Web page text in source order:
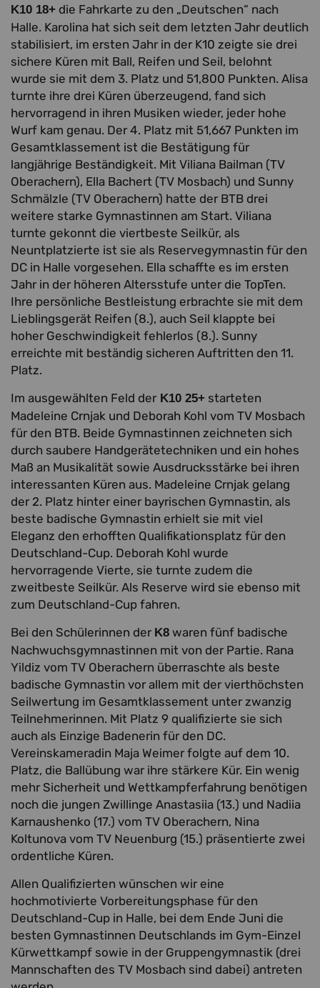
K10 18+ die Fahrkarte zu den „Deutschen“ nach
Halle. Karolina hat sich seit dem letzten Jahr deutlich
stabilisiert, im ersten Jahr in der K10 zeigte sie drei
sichere Küren mit Ball, Reifen und Seil, belohnt
wurde sie mit dem 3. Platz und 51,800 Punkten. Alisa
turnte ihre drei Küren überzeugend, fand sich
hervorragend in ihren Musiken wieder, jeder hohe
Wurf kam genau. Der 4. Platz mit 51,667 Punkten im
Gesamtklassement ist die Bestätigung für
langjährige Beständigkeit. Mit Viliana Bailman (TV
Oberachern), Ella Bachert (TV Mosbach) und Sunny
Schmälzle (TV Oberachern) hatte der BTB drei
weitere starke Gymnastinnen am Start. Viliana
turnte gekonnt die viertbeste Seilkür, als
Neuntplatzierte ist sie als Reservegymnastin für den
DC in Halle vorgesehen. Ella schaffte es im ersten
Jahr in der höheren Altersstufe unter die TopTen.
Ihre persönliche Bestleistung erbrachte sie mit dem
Lieblingsgerät Reifen (8.), auch Seil klappte bei
hoher Geschwindigkeit fehlerlos (8.). Sunny
erreichte mit beständig sicheren Auftritten den 11.
Platz.
Im ausgewählten Feld derK10 25+ starteten
Madeleine Crnjak und Deborah Kohl vom TV Mosbach
für den BTB. Beide Gymnastinnen zeichneten sich
durch saubere Handgerätetechniken und ein hohes
Maß an Musikalität sowie Ausdrucksstärke bei ihren
interessanten Küren aus. Madeleine Crnjak gelang
der 2. Platz hinter einer bayrischen Gymnastin, als
beste badische Gymnastin erhielt sie mit viel
Eleganz den erhofften Qualifikationsplatz für den
Deutschland-Cup. Deborah Kohl wurde
hervorragende Vierte, sie turnte zudem die
zweitbeste Seilkür. Als Reserve wird sie ebenso mit
zum Deutschland-Cup fahren.
Bei den Schülerinnen der K8 waren fünf badische
Nachwuchsgymnastinnen mit von der Partie. Rana
Yildiz vom TV Oberachern überraschte als beste
badische Gymnastin vor allem mit der vierthöchsten
Seilwertung im Gesamtklassement unter zwanzig
Teilnehmerinnen. Mit Platz 9 qualifizierte sie sich
auch als Einzige Badenerin für den DC.
Vereinskameradin Maja Weimer folgte auf dem 10.
Platz, die Ballübung war ihre stärkere Kür. Ein wenig
mehr Sicherheit und Wettkampferfahrung benötigen
noch die jungen Zwillinge Anastasiia (13.) und Nadiia
Karnaushenko (17.) vom TV Oberachern, Nina
Koltunova vom TV Neuenburg (15.) präsentierte zwei
ordentliche Küren.
Allen Qualifizierten wünschen wir eine
hochmotivierte Vorbereitungsphase für den
Deutschland-Cup in Halle, bei dem Ende Juni die
besten Gymnastinnen Deutschlands im Gym-Einzel
Kürwettkampf sowie in der Gruppengymnastik (drei
Mannschaften des TV Mosbach sind dabei) antreten